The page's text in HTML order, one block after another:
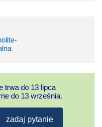
trwa do 13 lipca
do 13 września.
zadaj pytanie